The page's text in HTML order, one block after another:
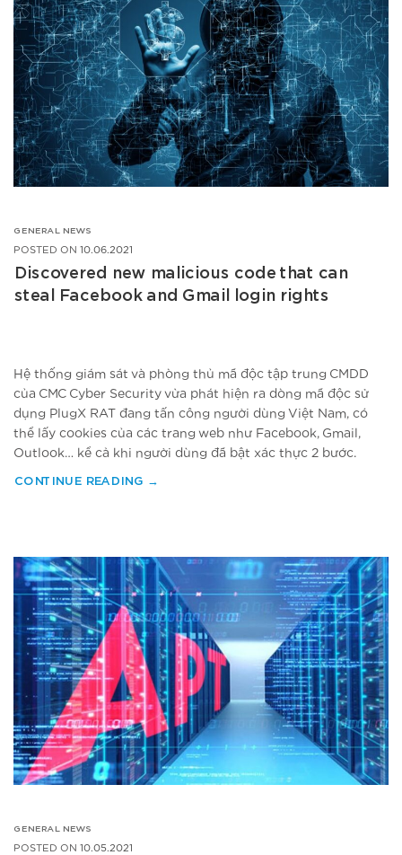
GENERAL NEWS
POSTED ON 10.06.2021
Discovered new malicious code that can
steal Facebook and Gmail login rights
Hệ thống giám sát và phòng thủ mã độc tập trung CMDD
của CMC Cyber Security vừa phát hiện ra dòng mã độc sử
dụng PlugX RAT đang tấn công người dùng Việt Nam, có
thể lấy cookies của các trang web như Facebook, Gmail,
Outlook… kể cả khi người dùng đã bật xác thực 2 bước.
CONTINUE READING →
GENERAL NEWS
POSTED ON 10.05.2021